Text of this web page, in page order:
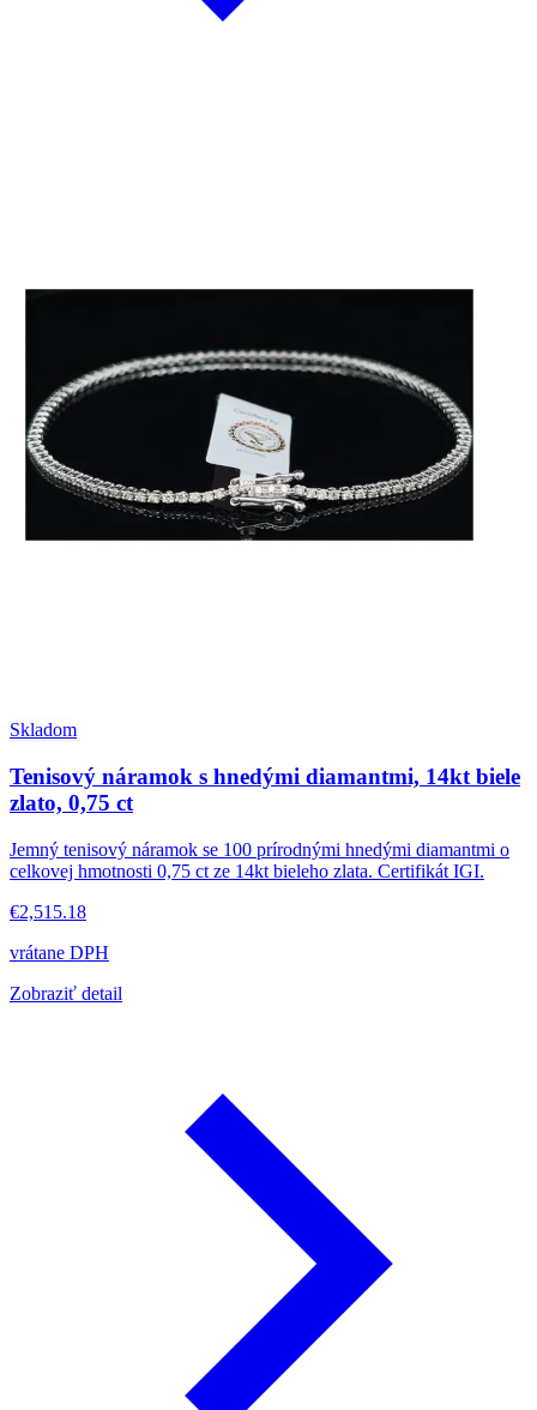
Skladom
Tenisový náramok s hnedými diamantmi, 14kt biele
zlato, 0,75 ct
Jemný tenisový náramok se 100 prírodnými hnedými diamantmi o
celkovej hmotnosti 0,75 ct ze 14kt bieleho zlata. Certifikát IGI.
€2,515.18
vrátane DPH
Zobraziť detail